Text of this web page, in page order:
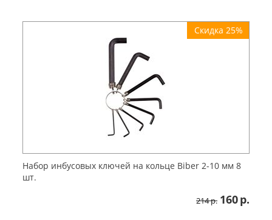
Скидка 25%
Набор инбусовых ключей на кольце Biber 2-10 мм 8
шт.
214р. 160р.